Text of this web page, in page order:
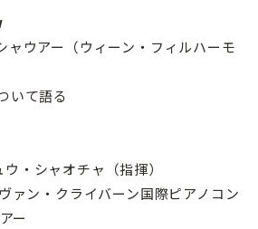
ウアー（ウィーン・フィルハーモ
いて語る
シャオチャ（指揮）
ン・クライバーン国際ピアノコン
ー